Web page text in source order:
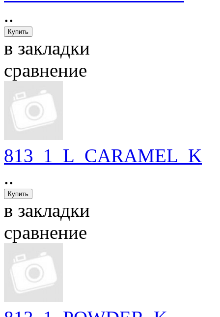
..
в закладки
сравнение
813_1_L_CARAMEL_K
..
в закладки
сравнение